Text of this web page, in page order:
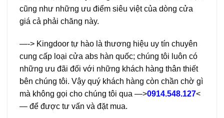
cũng như những ưu điểm siêu việt của dòng cửa
giá cả phải chăng này.
—-> Kingdoor tự hào là thương hiệu uy tín chuyên
cung cấp loại cửa abs hàn quốc; chúng tôi luôn có
những ưu đãi đối với những khách hàng thân thiết
bên chúng tôi. Vậy quý khách hàng còn chần chờ gì
mà không gọi cho chúng tôi qua —>0914.548.127<
— để được tư vấn và đặt mua.